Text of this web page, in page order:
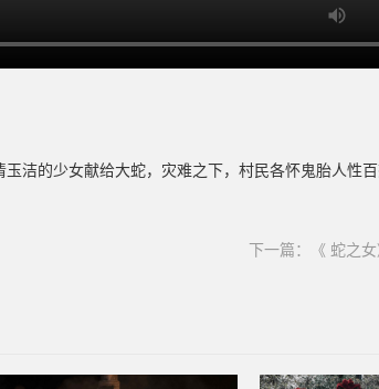
洁的少女献给大蛇，灾难之下，村民各怀鬼胎人性
下一篇： 《 蛇之女